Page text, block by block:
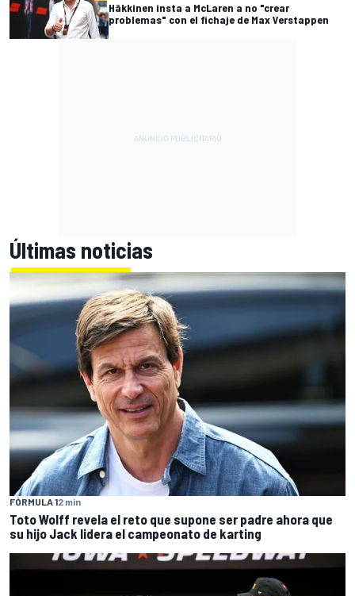
Häkkinen insta a McLaren a no "crear
problemas" con el fichaje de Max Verstappen
Últimas noticias
FÓRMULA 12 min
Toto Wolff revela el reto que supone ser padre ahora que
su hijo Jack lidera el campeonato de karting